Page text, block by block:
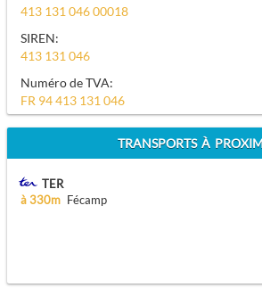
413 131 046 00018
SIREN:
413 131 046
Numéro de TVA:
FR 94 413 131 046
TRANSPORTS À
TER
à 330m Fécamp